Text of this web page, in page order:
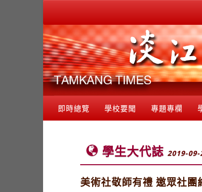
即時總覽 學校要聞 專題專欄
學生大代誌 2019-09-
美術社敬師有禮 邀眾社團